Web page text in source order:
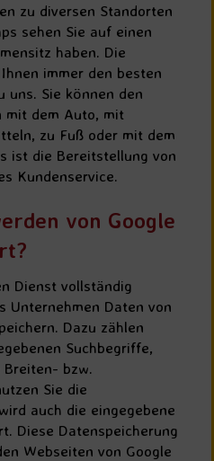
zu diversen Standorten
sehen Sie auf einen
haben. Die
immer den besten
uns. Sie können den
mit dem Auto, mit
zu Fuß oder mit dem
ist die Bereitstellung von
Kundenservice.
von Google
Dienst vollständig
Unternehmen Daten von
Dazu zählen
Suchbegriffe,
bzw.
Sie die
auch die eingegebene
Diese Datenspeicherung
Webseiten von Google